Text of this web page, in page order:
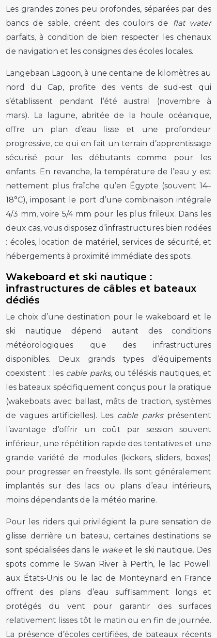
Les grandes zones peu profondes, séparées par des
bancs de sable, créent des couloirs de
flat water
parfaits, à condition de bien respecter les chenaux
de navigation et les consignes des écoles locales.
Langebaan Lagoon, à une centaine de kilomètres au
nord du Cap, profite des vents de sud-est qui
s’établissent pendant l’été austral (novembre à
mars). La lagune, abritée de la houle océanique,
offre un plan d’eau lisse et une profondeur
progressive, ce qui en fait un terrain d’apprentissage
sécurisé pour les débutants comme pour les
enfants. En revanche, la température de l’eau y est
nettement plus fraîche qu’en Égypte (souvent 14–
18°C), imposant le port d’une combinaison intégrale
4/3 mm, voire 5/4 mm pour les plus frileux. Dans les
deux cas, vous disposez d’infrastructures bien rodées
: écoles, location de matériel, services de sécurité, et
hébergements à proximité immédiate des spots.
Wakeboard et ski nautique :
infrastructures de câbles et bateaux
dédiés
Le choix d’une destination pour le wakeboard et le
ski nautique dépend autant des conditions
météorologiques que des infrastructures
disponibles. Deux grands types d’équipements
coexistent : les cable parks, ou téléskis nautiques, et
les bateaux spécifiquement conçus pour la pratique
(wakeboats avec ballast, mâts de traction, systèmes
de vagues artificielles). Les cable parksprésentent
l’avantage d’offrir un coût par session souvent
inférieur, une répétition rapide des tentatives et une
grande variété de modules (kickers, sliders, boxes)
pour progresser en freestyle. Ils sont généralement
implantés sur des lacs ou plans d’eau intérieurs,
moins dépendants de la météo marine.
Pour les riders qui privilégient la pure sensation de
glisse derrière un bateau, certaines destinations se
sont spécialisées dans le wakeet le ski nautique. Des
spots comme le Swan River à Perth, le lac Powell
aux États-Unis ou le lac de Monteynard en France
offrent des plans d’eau suffisamment longs et
protégés du vent pour garantir des surfaces
relativement lisses tôt le matin ou en fin de journée.
La présence d’écoles certifiées, de bateaux récents